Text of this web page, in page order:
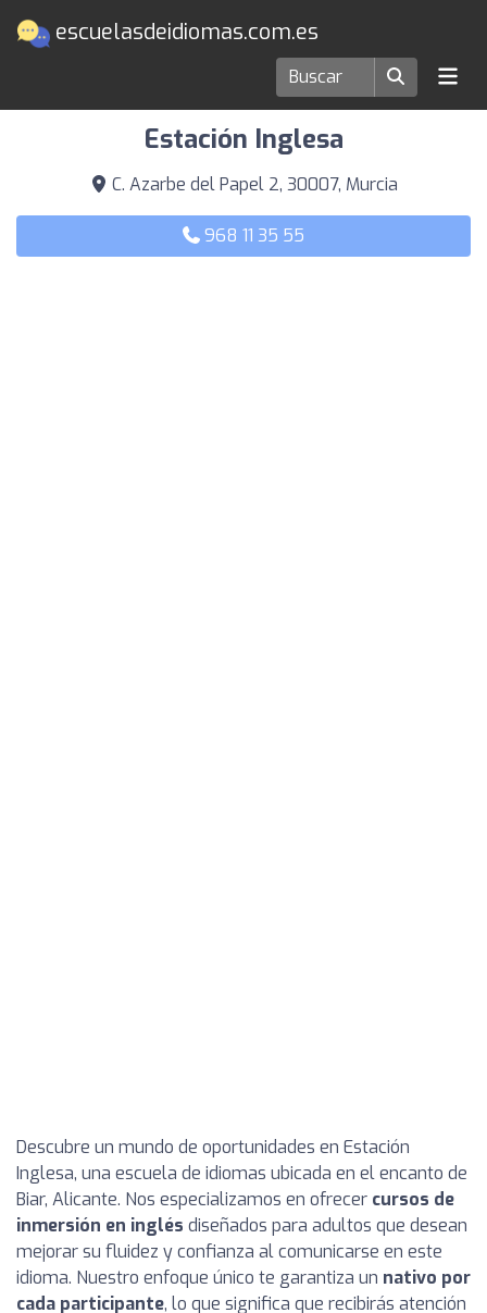
escuelasdeidiomas.com.es
Escuelas de idiomas en Murcia
Estación Inglesa
C. Azarbe del Papel 2, 30007, Murcia
968 11 35 55
Descubre un mundo de oportunidades en Estación
Inglesa, una escuela de idiomas ubicada en el encanto de
Biar, Alicante. Nos especializamos en ofrecer cursos de
inmersión en inglés diseñados para adultos que desean
mejorar su fluidez y confianza al comunicarse en este
idioma. Nuestro enfoque único te garantiza un nativo por
cada participante, lo que significa que recibirás atención